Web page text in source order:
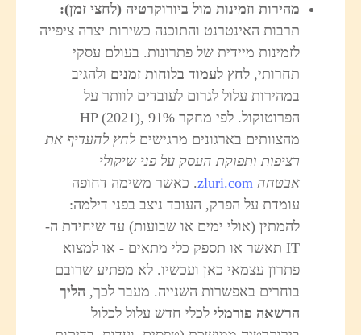
מהירות וזמינות מול ביורוקרטיה (לחצי זמן):
תרבות האינטרנט והתוכנה כשירות יצרה ציפייה
לזמינות מיידית של פתרונות. בעולם עסקי
תחרותי,לחץ לעמוד בלוחות זמנים ולהגיב
במהירות עלול לגרום לעובדים לוותר על
הפרוטוקול. לפי מחקר HP (2021), 91%
מהצוותים בארגונים מרגישיםלחץ להעדיף את
רציפות ותפוקת העסק על פני שיקולי
אבטחהzluri.com. כאשר משימה דחופה
עומדת על הפרק, העובד ניצב בפני דילמה:
להמתין (אולי ימים או שבועות) עד שיחידת ה-
IT תאשר או תספק כלי מתאים - או למצוא
פתרון עצמאי כאן ועכשיו. לא מפתיע שרובם
בוחרים באפשרות השנייה. מעבר לכך,הליך
הרשאה פורמלילכלי חדש עלול לכלול